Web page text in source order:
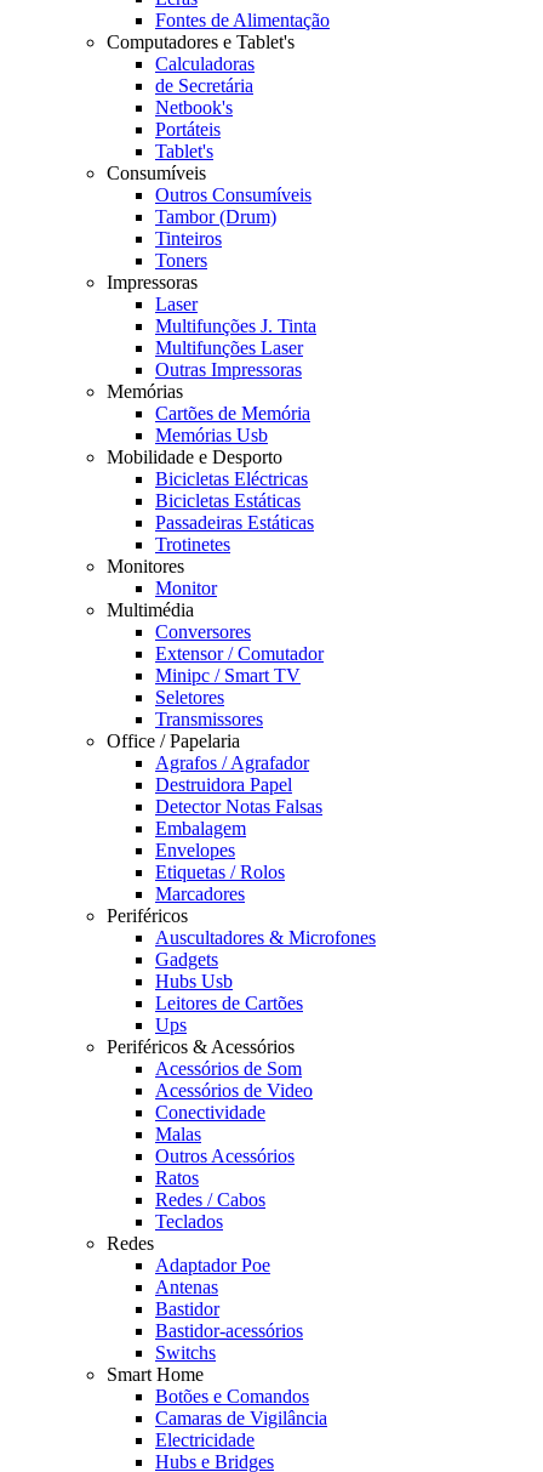
Fontes de Alimentação
Computadores e Tablet's
Calculadoras
de Secretária
Netbook's
Portáteis
Tablet's
Consumíveis
Outros Consumíveis
Tambor (Drum)
Tinteiros
Toners
Impressoras
Laser
Multifunções J. Tinta
Multifunções Laser
Outras Impressoras
Memórias
Cartões de Memória
Memórias Usb
Mobilidade e Desporto
Bicicletas Eléctricas
Bicicletas Estáticas
Passadeiras Estáticas
Trotinetes
Monitores
Monitor
Multimédia
Conversores
Extensor / Comutador
Minipc / Smart TV
Seletores
Transmissores
Office / Papelaria
Agrafos / Agrafador
Destruidora Papel
Detector Notas Falsas
Embalagem
Envelopes
Etiquetas / Rolos
Marcadores
Periféricos
Auscultadores & Microfones
Gadgets
Hubs Usb
Leitores de Cartões
Ups
Periféricos & Acessórios
Acessórios de Som
Acessórios de Video
Conectividade
Malas
Outros Acessórios
Ratos
Redes / Cabos
Teclados
Redes
Adaptador Poe
Antenas
Bastidor
Bastidor-acessórios
Switchs
Smart Home
Botões e Comandos
Camaras de Vigilância
Electricidade
Hubs e Bridges